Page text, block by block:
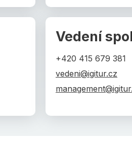
Vedení
+420 415 679 381
vedeni@igitur.cz